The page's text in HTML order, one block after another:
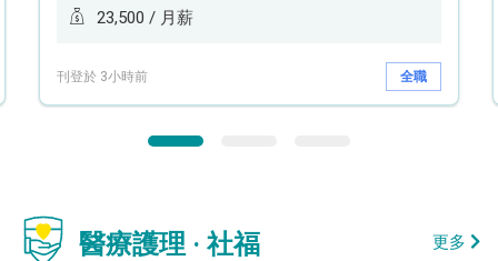
23,500 / 月薪
刊登於 3小時前 全職
醫療護理 · 社福 更多